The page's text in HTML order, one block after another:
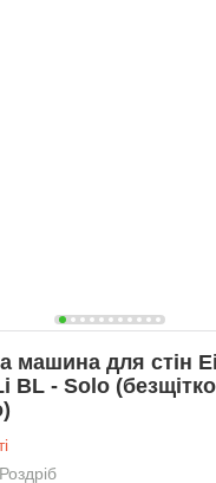
машина для стін
BL - Solo
Роздріб